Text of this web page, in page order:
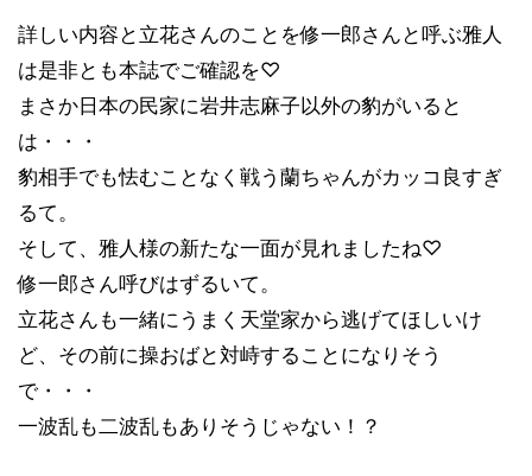
詳しい内容と立花さんのことを修一郎さんと呼ぶ雅人
は是非とも本誌でご確認を♡
まさか日本の民家に岩井志麻子以外の豹がいると
は・・・
豹相手でも怯むことなく戦う蘭ちゃんがカッコ良すぎ
るて。
そして、雅人様の新たな一面が見れましたね♡
修一郎さん呼びはずるいて。
立花さんも一緒にうまく天堂家から逃げてほしいけ
ど、その前に操おばと対峙することになりそう
で・・・
一波乱も二波乱もありそうじゃない！？